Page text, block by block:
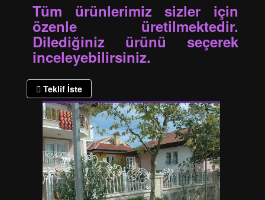
Tüm ürünlerimiz sizler için
özenle üretilmektedir.
Dilediğiniz ürünü seçerek
inceleyebilirsiniz.
Teklif İste